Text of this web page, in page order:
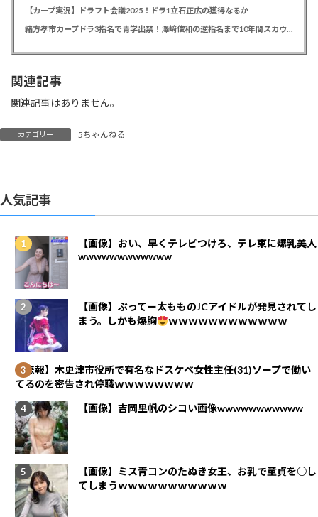
【カープ実況】ドラフト会議2025！ドラ1立石正広の獲得なるか
関連記事
関連記事はありません。
カテゴリー 5ちゃんねる
人気記事
【画像】おい、早くテレビつけろ、テレ東に爆乳美人
wwwwwwwwwwww
【画像】ぶってー太もものJCアイドルが発見されてし
まう。しかも爆胸
ｗｗｗｗｗｗｗｗｗｗｗｗ
【悲報】木更津市役所で有名なドスケベ女性主任(31)ソープで働い
てるのを密告され停職ｗｗｗｗｗｗｗｗ
【画像】吉岡里帆のシコい画像wwwwwwwwwww
【画像】ミス青コンのたぬき女王、お乳で童貞を○し
てしまうｗｗｗｗｗｗｗｗｗｗｗ